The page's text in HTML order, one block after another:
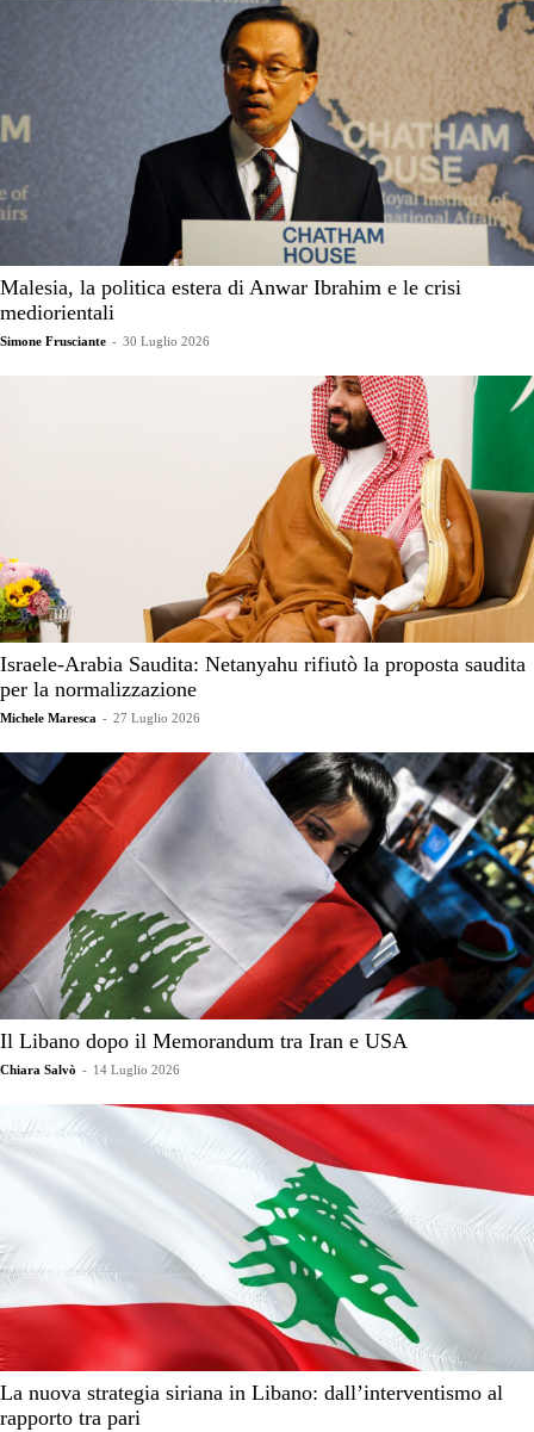
Malesia, la politica estera di Anwar Ibrahim e le crisi
mediorientali
Simone Frusciante - 30 Luglio 2026
Israele-Arabia Saudita: Netanyahu rifiutò la proposta saudita
per la normalizzazione
Michele Maresca - 27 Luglio 2026
Il Libano dopo il Memorandum tra Iran e USA
Chiara Salvò - 14 Luglio 2026
La nuova strategia siriana in Libano: dall’interventismo al
rapporto tra pari